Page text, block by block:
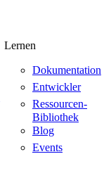
Lernen
Dokumentation
Entwickler
Ressourcen-
Bibliothek
Blog
Events